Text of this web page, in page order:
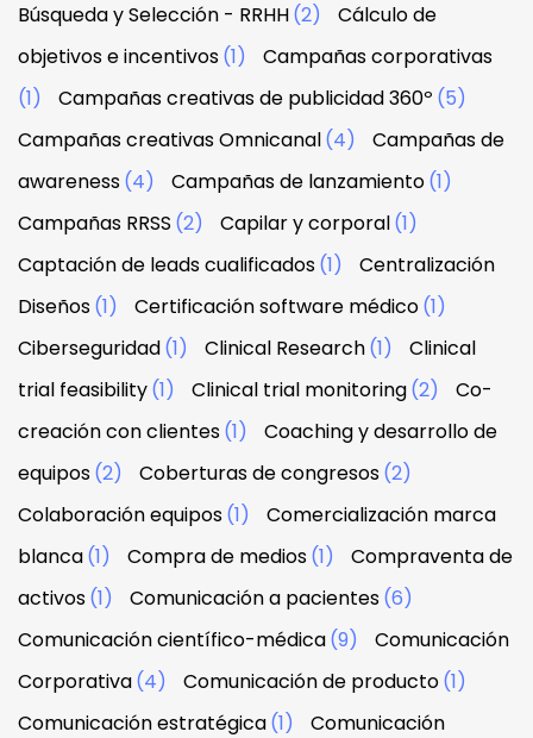
Búsqueda y Selección - RRHH(2)
Cálculo de
objetivos e incentivos(1)
Campañas corporativas
(1)
Campañas creativas de publicidad 360º (5)
Campañas creativas Omnicanal(4)
Campañas de
awareness(4) Campañas de lanzamiento(1)
Campañas RRSS (2) Capilar y corporal(1)
Captación de leads cualificados(1)
Centralización
Diseños(1) Certificación software médico(1)
Ciberseguridad(1) Clinical Research(1)
Clinical
trial feasibility(1) Clinical trial monitoring(2)
Co-
creación con clientes(1)
Coaching y desarrollo de
equipos(2) Coberturas de congresos(2)
Colaboración equipos(1)
Comercialización marca
blanca(1) Compra de medios(1)
Compraventa de
activos(1) Comunicación a pacientes(6)
Comunicación científico-médica(9)
Comunicación
Corporativa(4) Comunicación de producto(1)
Comunicación estratégica(1)
Comunicación